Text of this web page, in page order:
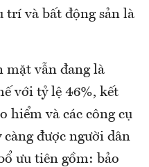
trí và bất động sản là
mặt vẫn đang là
với tỷ lệ 46%, kết
hiểm và các công cụ
được người dân
ưu tiên gồm: bảo